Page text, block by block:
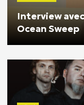
Interview
Ocean Sweep